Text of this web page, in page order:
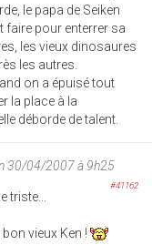
le papa de Seiken
faire pour enterrer sa
les vieux dinosaures
les autres.
on a épuisé tout
la place à la
déborde de talent.
30/04/2007 à 9h25
#41162
vieux Ken !